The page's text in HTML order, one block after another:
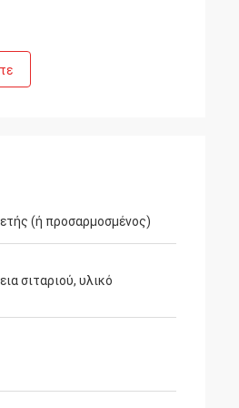
(ή προσαρμοσμένος)
σιταριού, υλικό